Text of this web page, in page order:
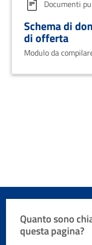
Documenti
Schema di
di offerta
Modulo da
Quanto sono
questa pagina?